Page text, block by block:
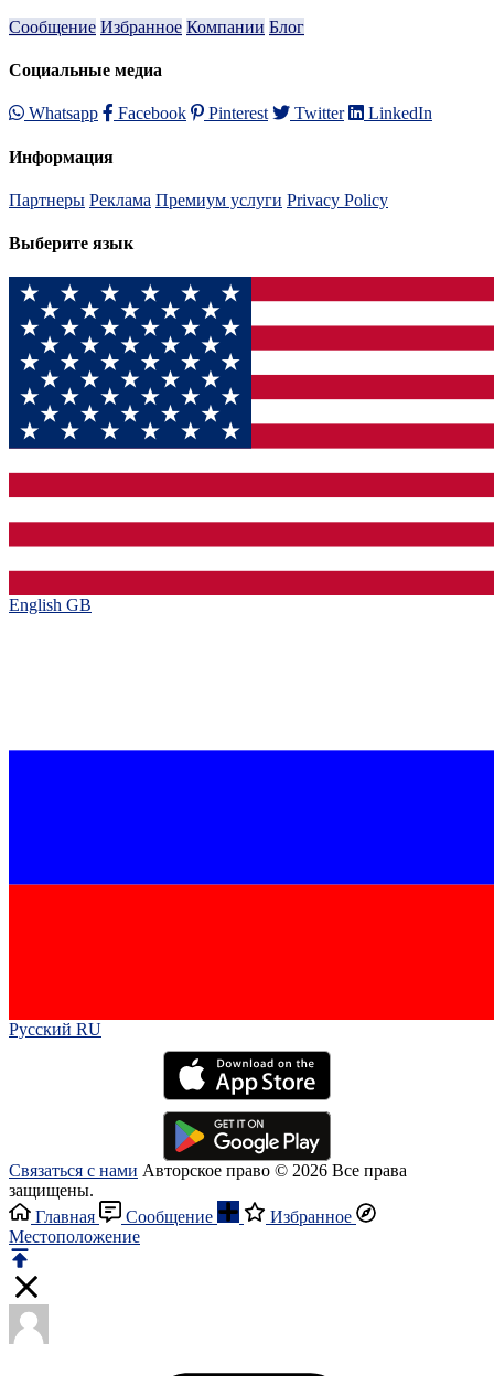
Сообщение Избранное Компании Блог
Социальные медиа
Whatsapp Facebook Pinterest Twitter LinkedIn
Информация
Партнеры Реклама Премиум услуги Privacy Policy
Выберите язык
English GB‎
Русский RU‎
Связаться с нами Авторское право © 2026 Все права
защищены.
Главная
Сообщение
Избранное
Местоположение